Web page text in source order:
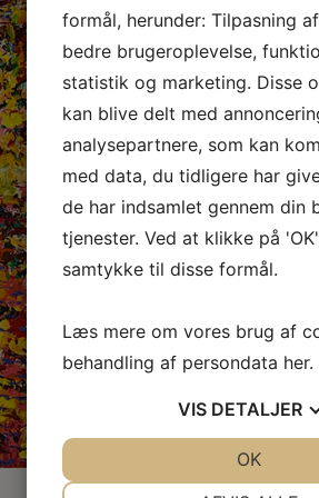
formål, herunder: Tilpasning
bedre brugeroplevelse,
statistik og marketing. Disse
kan blive delt med
analysepartnere, som kan
med data, du tidligere har
de har indsamlet gennem din
tjenester. Ved at klikke på
samtykke til disse formål.
Læs mere om vores brug af
behandling af persondata her.
VIS DETALJER
OK